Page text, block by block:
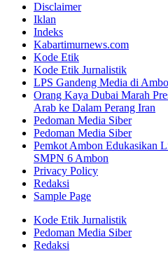
Disclaimer
Iklan
Indeks
Kabartimurnews.com
Kode Etik
Kode Etik Jurnalistik
LPS Gandeng Media di
Orang Kaya Dubai Marah
Arab ke Dalam Perang Iran
Pedoman Media Siber
Pedoman Media Siber
Pemkot Ambon Edukasikan
SMPN 6 Ambon
Privacy Policy
Redaksi
Sample Page
Kode Etik Jurnalistik
Pedoman Media Siber
Redaksi